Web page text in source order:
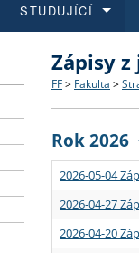
Struktura
Strategie
Podpora
Co
Učitelské
STUDUJÍCÍ
Rigorózní
O vědě a
Granty a
Aktuální
Zápisy
FF > Fakulta >
Rok 2026
2026-05-04
2026-04-27
2026-04-20